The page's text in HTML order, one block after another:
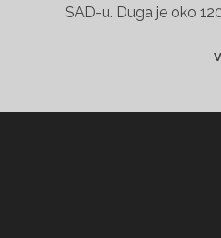
SAD-u. Duga je oko